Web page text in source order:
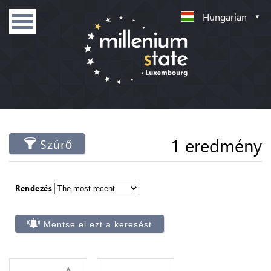
Hungarian
Szűrő 1 eredmény
Rendezés
Mentse el ezt a keresést